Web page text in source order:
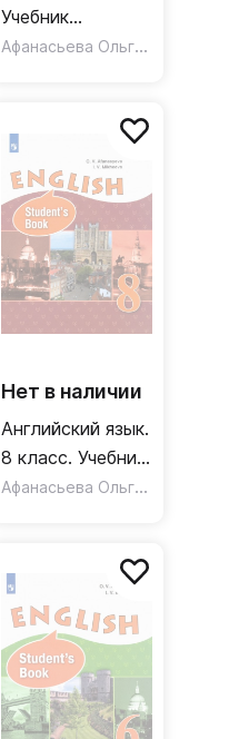
Учебник
Углубленный
Афанасьева Ольга Васильевна
Нет в наличии
Английский язык.
8 класс. Учебник.
Углубленный
Афанасьева Ольга Васильевна